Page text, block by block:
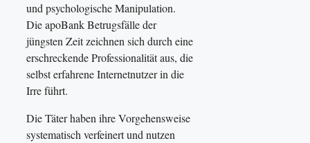
und psychologische Manipulation.
Die apoBank Betrugsfälle der
jüngsten Zeit zeichnen sich durch eine
erschreckende Professionalität aus, die
selbst erfahrene Internetnutzer in die
Irre führt.
Die Täter haben ihre Vorgehensweise
systematisch verfeinert und nutzen